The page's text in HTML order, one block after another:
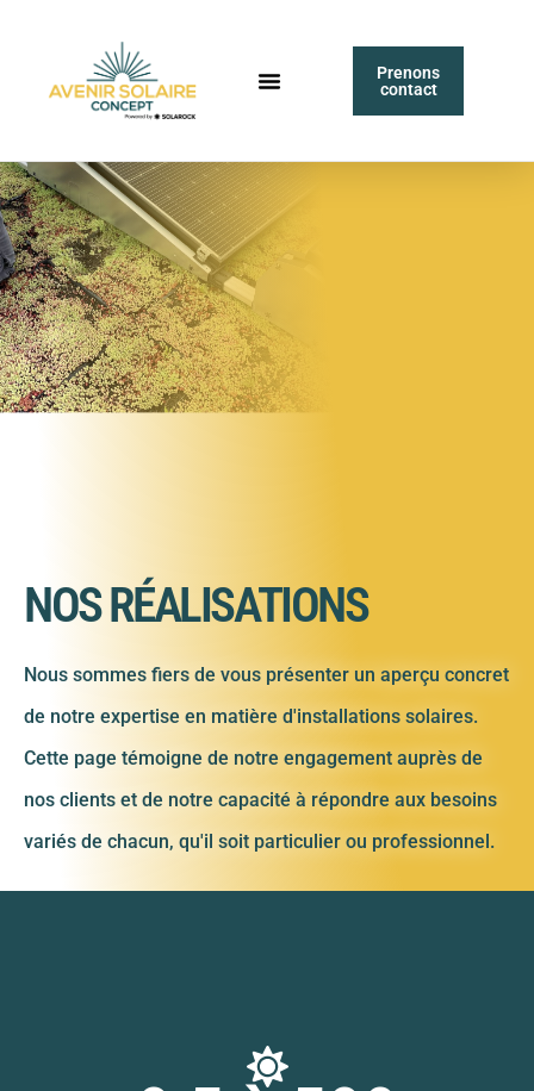
Prenons
contact
NOS RÉALISATIONS
Nous sommes fiers de vous présenter un aperçu concret
de notre expertise en matière d'installations solaires.
Cette page témoigne de notre engagement auprès de
nos clients et de notre capacité à répondre aux besoins
variés de chacun, qu'il soit particulier ou professionnel.